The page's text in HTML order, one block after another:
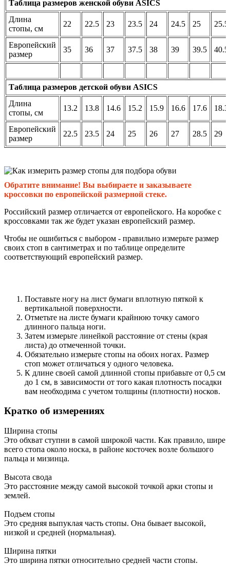
Таблица размеров женской обуви ASICS
Длина
стопы, см
22 22.5 23 23.5 24 24.5 25 25.5
Европейский
размер
35 36 37 37.5 38 39 39.5 40.5
Таблица размеров детской обуви ASICS
Длина
стопы, см
13.2 13.8 14.6 15.2 15.9 16.6 17.6 18.3
Европейский
размер
22.5 23.5 24 25 26 27 28.5 29
Обратите внимание! Вы выбираете и заказываете
кроссовки по европейской размерной стеке.
Российский размер отличается от европейского. На коробке с
кроссовками так же будет указан европейский размер.
Чтобы не ошибиться с выбором - правильно измерьте размер
своих стоп в сантиметрах и по таблице определите
соответствующий европейский размер.
Поставьте ногу на лист бумаги вплотную пяткой к
вертикальной поверхности.
Отметьте на листе бумаги крайнюю точку самого
длинного пальца ноги.
Затем измерьте линейкой расстояние от стены (края
листа) до отмеченной точки.
Обязательно измерьте стопы на обоих ногах. Размер
стоп может отличаться у одного человека.
К длине своей самой длинной стопы прибавьте от 0,5 см
до 1 см, в зависимости от того какая плотность посадки
вам необходима с учетом толщины (плотности) носков.
Кратко об измерениях
Ширина стопы
Это обхват ступни в самой широкой части. Как правило, шире
всего стопа около носка, в районе косточек возле большого
пальца и мизинца.
Высота свода
Это расстояние между самой высокой точкой арки стопы и
землей.
Подъем стопы
Это средняя выпуклая часть стопы. Она бывает высокой,
низкой и средней (нормальная).
Ширина пятки
Это ширина пятки относительно средней части стопы.